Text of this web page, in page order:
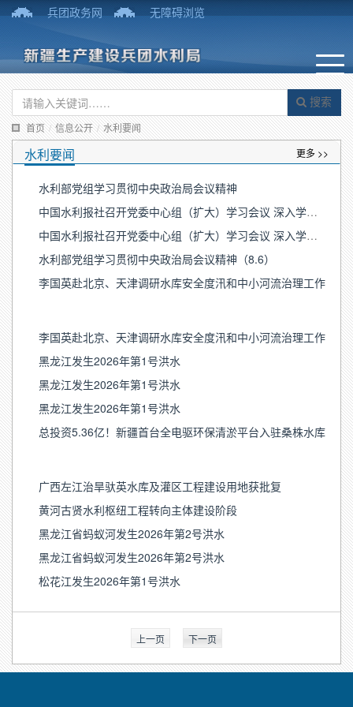
兵团政务网 无障碍浏览
搜索
首页 / 信息公开 / 水利要闻
水利要闻 更多 >>
水利部党组学习贯彻中央政治局会议精神
中国水利报社召开党委中心组（扩大）学习会议 深入学习贯彻习近平党建思想
中国水利报社召开党委中心组（扩大）学习会议 深入学习贯彻习近平党建思想
水利部党组学习贯彻中央政治局会议精神（8.6）
李国英赴北京、天津调研水库安全度汛和中小河流治理工作
李国英赴北京、天津调研水库安全度汛和中小河流治理工作
黑龙江发生2026年第1号洪水
黑龙江发生2026年第1号洪水
黑龙江发生2026年第1号洪水
总投资5.36亿！新疆首台全电驱环保清淤平台入驻桑株水库
广西左江治旱驮英水库及灌区工程建设用地获批复
黄河古贤水利枢纽工程转向主体建设阶段
黑龙江省蚂蚁河发生2026年第2号洪水
黑龙江省蚂蚁河发生2026年第2号洪水
松花江发生2026年第1号洪水
上一页 下一页